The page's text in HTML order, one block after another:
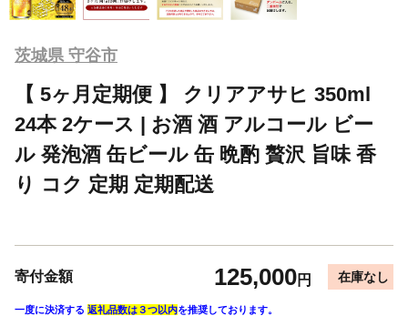
茨城県 守谷市
【 5ヶ月定期便 】 クリアアサヒ 350ml
24本 2ケース | お酒 酒 アルコール ビー
ル 発泡酒 缶ビール 缶 晩酌 贅沢 旨味 香
り コク 定期 定期配送
寄付金額 125,000円 在庫なし
一度に決済する 返礼品数は３つ以内を推奨しております。